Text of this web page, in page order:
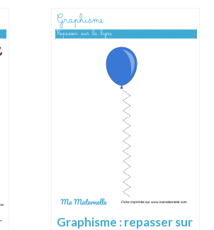
Graphisme : repasser sur